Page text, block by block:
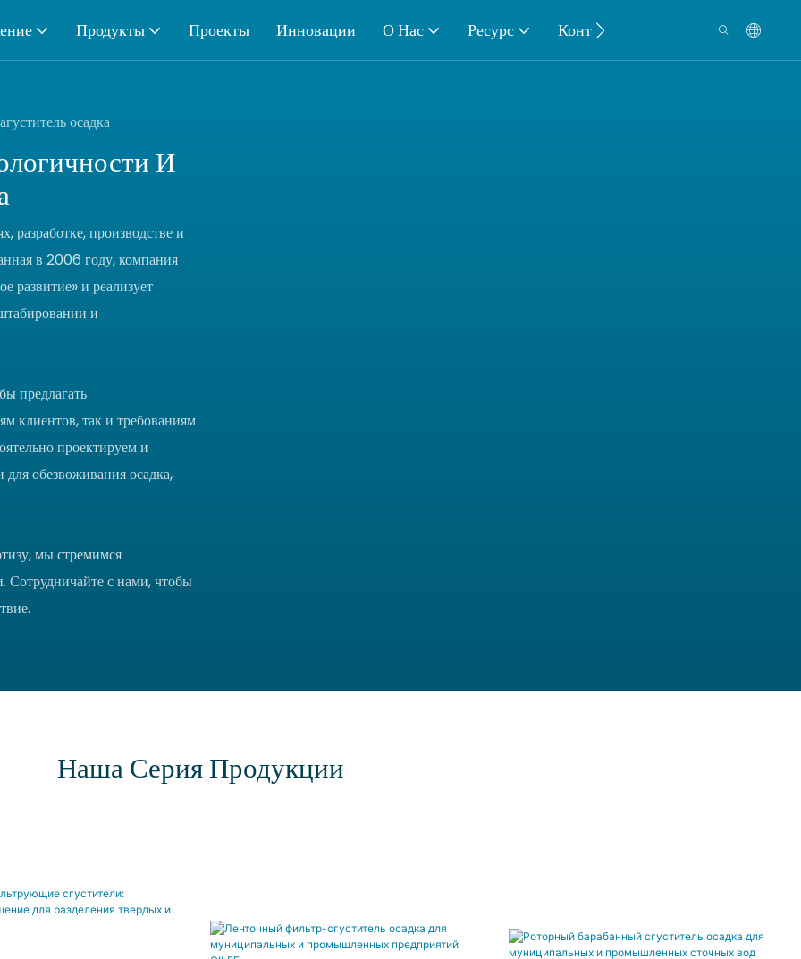
Продукты Проекты Инновации О Нас Ресурс Контакт
осадка
И
разработке, производстве и
в 2006 году, компания
развитие» и реализует
и
предлагать
клиентов, так и требованиям
проектируем и
обезвоживания осадка,
мы стремимся
Сотрудничайте с нами, чтобы
Наша Серия Продукции